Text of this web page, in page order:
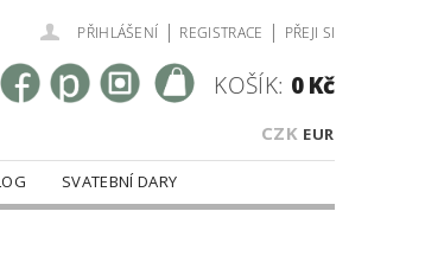
PŘIHLÁŠENÍ | REGISTRACE | PŘEJI SI
CZK EUR
KOŠÍK: 0 Kč
SVATEBNÍ DARY